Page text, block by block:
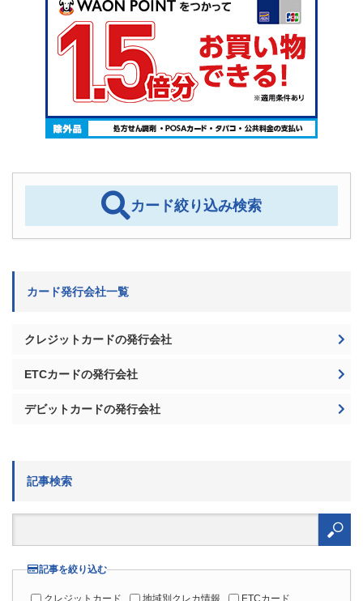
カード絞り込み検索
カード発行会社一覧
クレジットカードの発行会社
ETCカードの発行会社
デビットカードの発行会社
記事検索
検
記事を絞り込む